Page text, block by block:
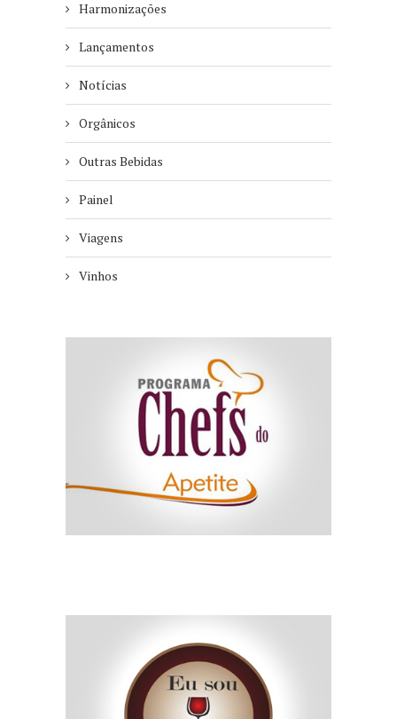
Harmonizações
Lançamentos
Notícias
Orgânicos
Outras Bebidas
Painel
Viagens
Vinhos